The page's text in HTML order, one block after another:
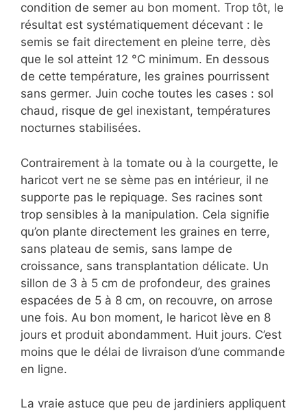
condition de semer au bon moment. Trop tôt, le
résultat est systématiquement décevant : le
semis se fait directement en pleine terre, dès
que le sol atteint 12 °C minimum. En dessous
de cette température, les graines pourrissent
sans germer. Juin coche toutes les cases : sol
chaud, risque de gel inexistant, températures
nocturnes stabilisées.
Contrairement à la tomate ou à la courgette, le
haricot vert ne se sème pas en intérieur, il ne
supporte pas le repiquage. Ses racines sont
trop sensibles à la manipulation. Cela signifie
qu’on plante directement les graines en terre,
sans plateau de semis, sans lampe de
croissance, sans transplantation délicate. Un
sillon de 3 à 5 cm de profondeur, des graines
espacées de 5 à 8 cm, on recouvre, on arrose
une fois. Au bon moment, le haricot lève en 8
jours et produit abondamment. Huit jours. C’est
moins que le délai de livraison d’une commande
en ligne.
La vraie astuce que peu de jardiniers appliquent